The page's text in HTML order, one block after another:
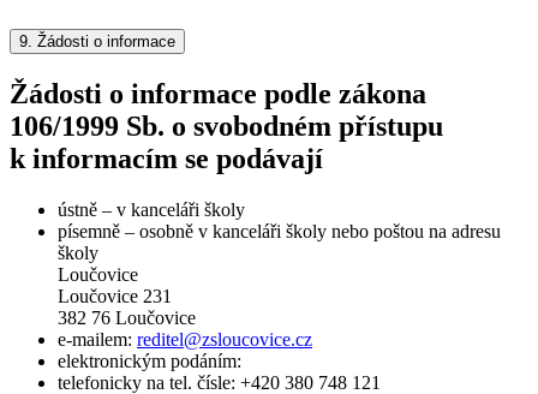
9. Žádosti o informace
Žádosti o informace podle zákona
106/1999 Sb. o svobodném přístupu
k informacím se podávají
ústně – v kanceláři školy
písemně – osobně v kanceláři školy nebo poštou na adresu
školy
Loučovice
Loučovice 231
382 76 Loučovice
e-mailem: reditel@zsloucovice.cz
elektronickým podáním:
telefonicky na tel. čísle: +420 380 748 121